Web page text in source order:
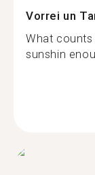
Vorrei un
What
sunshin